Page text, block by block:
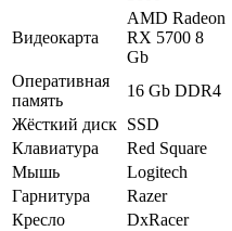
Видеокарта
AMD Radeon
RX 5700 8
Gb
Оперативная
память
16 Gb DDR4
Жёсткий диск SSD
Клавиатура
Red Square
Мышь
Logitech
Гарнитура
Razer
Кресло
DxRacer